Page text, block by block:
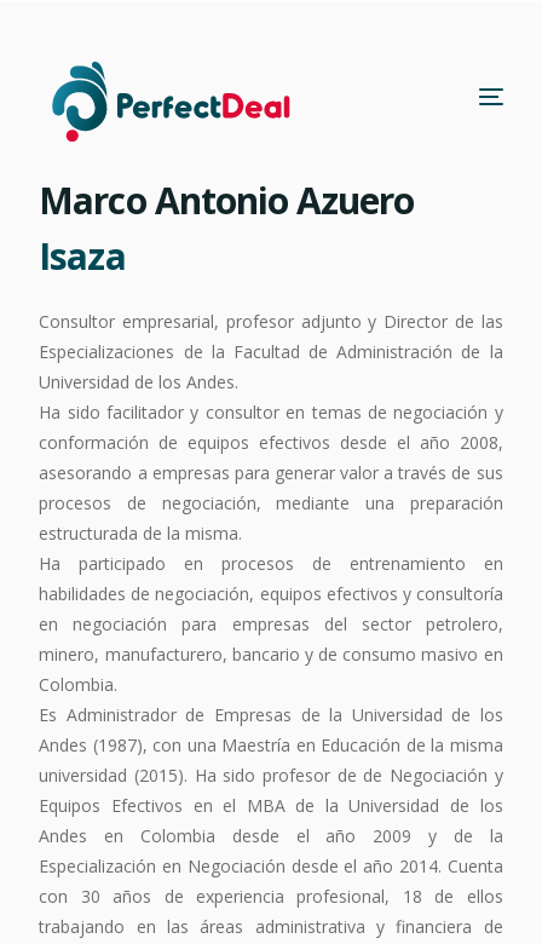
Marco Antonio Azuero
Isaza
Consultor empresarial, profesor adjunto y Director de las
Especializaciones de la Facultad de Administración de la
Universidad de los Andes.
Ha sido facilitador y consultor en temas de negociación y
conformación de equipos efectivos desde el año 2008,
asesorando a empresas para generar valor a través de sus
procesos de negociación, mediante una preparación
estructurada de la misma.
Ha participado en procesos de entrenamiento en
habilidades de negociación, equipos efectivos y consultoría
en negociación para empresas del sector petrolero,
minero, manufacturero, bancario y de consumo masivo en
Colombia.
Es Administrador de Empresas de la Universidad de los
Andes (1987), con una Maestría en Educación de la misma
universidad (2015). Ha sido profesor de de Negociación y
Equipos Efectivos en el MBA de la Universidad de los
Andes en Colombia desde el año 2009 y de la
Especialización en Negociación desde el año 2014. Cuenta
con 30 años de experiencia profesional, 18 de ellos
trabajando en las áreas administrativa y financiera de